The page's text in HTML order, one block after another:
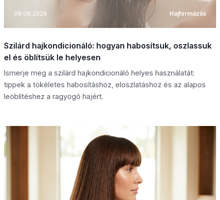
08.08.2026 Hajformázás
Szilárd hajkondicionáló: hogyan habosítsuk, oszlassuk
el és öblítsük le helyesen
Ismerje meg a szilárd hajkondicionáló helyes használatát:
tippek a tökéletes habosításhoz, eloszlatáshoz és az alapos
leöblítéshez a ragyogó hajért.